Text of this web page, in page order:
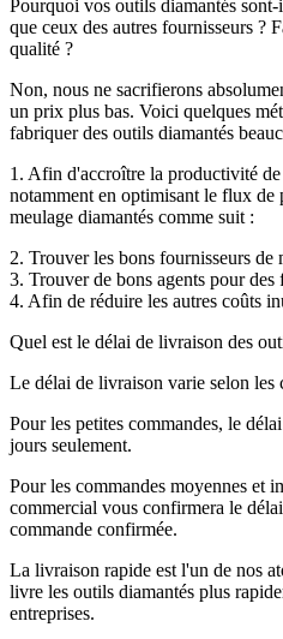
Pourquoi vos outils diamantés
que ceux des autres fournisseurs ?
qualité ?
Non, nous ne sacrifierons
un prix plus bas. Voici quelques
fabriquer des outils diamantés
1. Afin d'accroître la productivité
notamment en optimisant le flux de
meulage diamantés comme suit :
2. Trouver les bons fournisseurs de
3. Trouver de bons agents pour
4. Afin de réduire les autres coûts
Quel est le délai de livraison des
Le délai de livraison varie selon les
Pour les petites commandes, le
jours seulement.
Pour les commandes moyennes et
commercial vous confirmera le
commande confirmée.
La livraison rapide est l'un de nos
livre les outils diamantés plus
entreprises.